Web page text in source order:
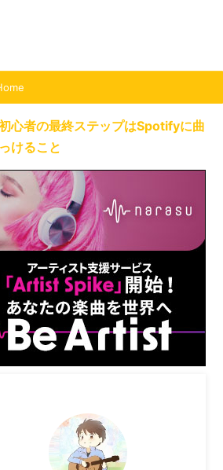
心者の最終ステップはSpotifyに曲
けること